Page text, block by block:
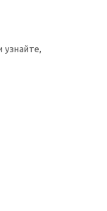
узнайте,